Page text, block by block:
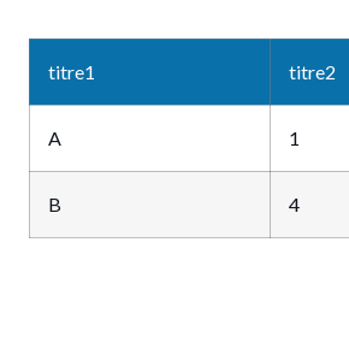
titre1 titre2
A 1
B 4